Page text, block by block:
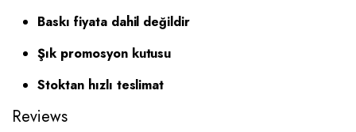
Baskı fiyata dahil değildir
Şık promosyon kutusu
Stoktan hızlı teslimat
Reviews